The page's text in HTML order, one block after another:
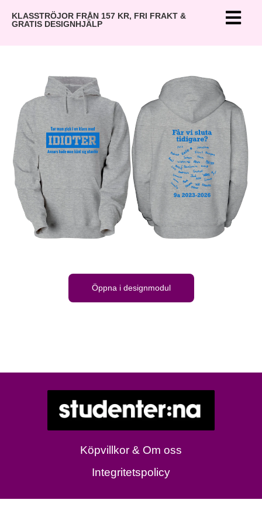
KLASSTRÖJOR FRÅN 157 KR, FRI FRAKT &
GRATIS DESIGNHJÄLP
Öppna i designmodul
Köpvillkor & Om oss
Integritetspolicy